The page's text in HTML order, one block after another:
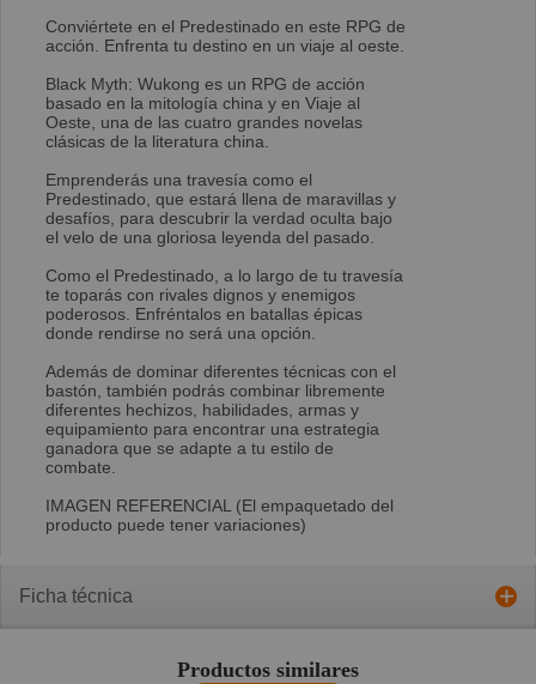
Conviértete en el Predestinado en este RPG de
acción. Enfrenta tu destino en un viaje al oeste.
Black Myth: Wukong es un RPG de acción
basado en la mitología china y en Viaje al
Oeste, una de las cuatro grandes novelas
clásicas de la literatura china.
Emprenderás una travesía como el
Predestinado, que estará llena de maravillas y
desafíos, para descubrir la verdad oculta bajo
el velo de una gloriosa leyenda del pasado.
Como el Predestinado, a lo largo de tu travesía
te toparás con rivales dignos y enemigos
poderosos. Enfréntalos en batallas épicas
donde rendirse no será una opción.
Además de dominar diferentes técnicas con el
bastón, también podrás combinar libremente
diferentes hechizos, habilidades, armas y
equipamiento para encontrar una estrategia
ganadora que se adapte a tu estilo de
combate.
IMAGEN REFERENCIAL (El empaquetado del
producto puede tener variaciones)
Ficha técnica
Productos similares